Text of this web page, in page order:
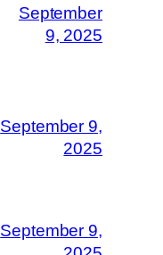
September
9, 2025
September 9,
2025
September 9,